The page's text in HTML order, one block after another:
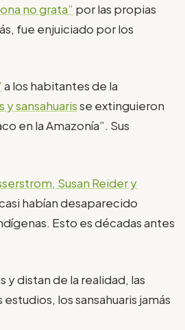
no grata” por las propias
fue enjuiciado por los
a los habitantes de la
sansahuarisse extinguieron
en la Amazonía”. Sus
Susan Reider y
habían desaparecido
Esto es décadas antes
distan de la realidad, las
los sansahuaris jamás